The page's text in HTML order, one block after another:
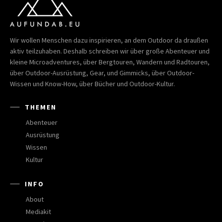
Wir wollen Menschen dazu inspirieren, an dem Outdoor da draußen
aktiv teilzuhaben. Deshalb schreiben wir über große Abenteuer und
kleine Microadventures, über Bergtouren, Wandern und Radtouren,
über Outdoor-Ausrüstung, Gear, und Gimmicks, über Outdoor-
Wissen und Know-How, über Bücher und Outdoor-Kultur.
THEMEN
Abenteuer
Ausrüstung
Wissen
Kultur
INFO
About
Mediakit